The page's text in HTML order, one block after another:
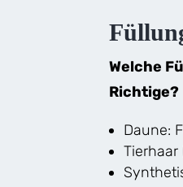
Welche
Richtige?
Daune:
Tierhaar